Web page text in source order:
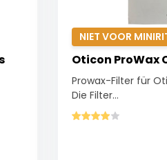
NIET VOOR
Oticon ProWax
Prowax-Filter für
Die Filter...